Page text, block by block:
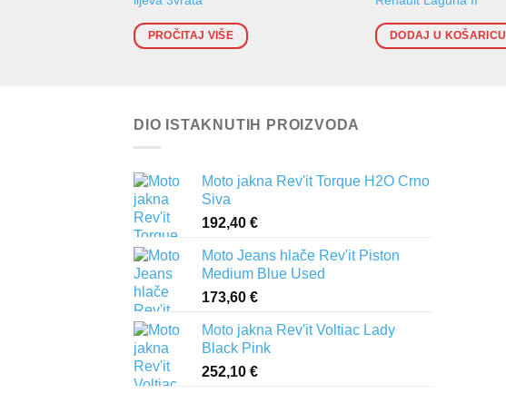
PROČITAJ VIŠE DODAJ U KOŠARICU
DIO ISTAKNUTIH PROIZVODA
Moto jakna Rev'it Torque H2O Crno
Siva
192,40 €
Moto Jeans hlače Rev'it Piston
Medium Blue Used
173,60 €
Moto jakna Rev'it Voltiac Lady
Black Pink
252,10 €